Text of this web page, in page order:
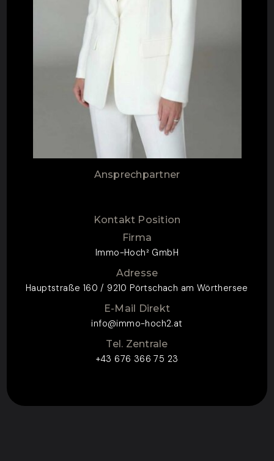
Ansprechpartner
Kontakt Position
Firma
Immo-Hoch² GmbH
Adresse
Hauptstraße 160 / 9210 Pörtschach am Wörthersee
E-Mail Direkt
info@immo-hoch2.at
Tel. Zentrale
+43 676 366 75 23